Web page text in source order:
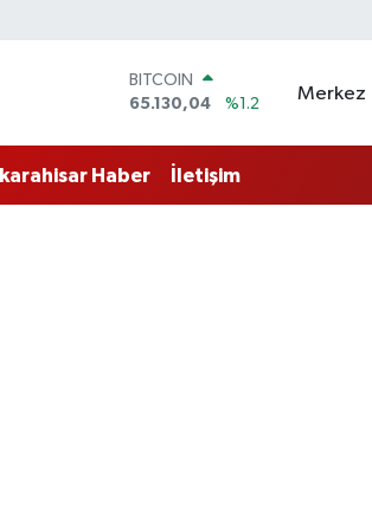
DOLAR
47,7106
%0.17
STERLİN
Merkez
Haber İletişim